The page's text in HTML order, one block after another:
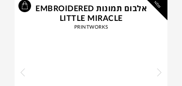
NEW
אלבום תמונות EMBROIDERED
LITTLE MIRACLE
PRINTWORKS